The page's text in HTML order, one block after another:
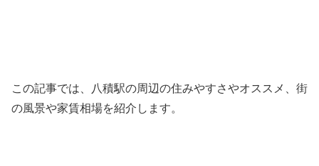
この記事では、八積駅の周辺の住みやすさやオススメ、街
の風景や家賃相場を紹介します。